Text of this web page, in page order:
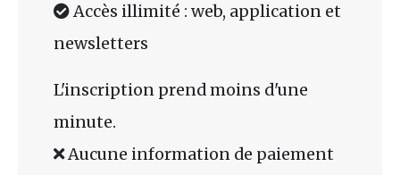
Accès illimité : web, application et
newsletters
L'inscription prend moins d'une
minute.
Aucune information de paiement